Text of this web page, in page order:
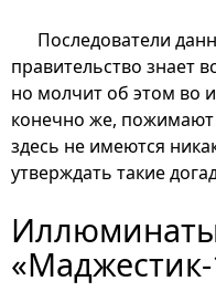
Последователи
правительство знает
но молчит об этом во
конечно же, пожимают
здесь не имеются
утверждать такие
«Маджестик-